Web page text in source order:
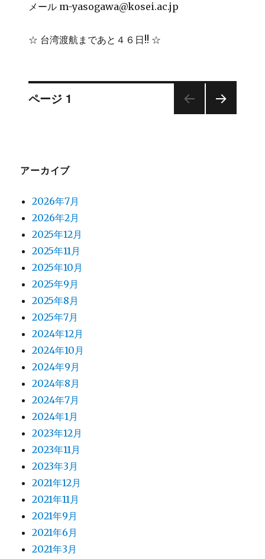
メール m-yasogawa@kosei.ac.jp
☆ 台湾渡航まであと４６日!! ☆
投
ゲ
ー
シ
ョ
ン
ページ 1
アーカイブ
2026年7月
2026年2月
2025年12月
2025年11月
2025年10月
2025年9月
2025年8月
2025年7月
2024年12月
2024年10月
2024年9月
2024年8月
2024年7月
2024年1月
2023年12月
2023年11月
2023年3月
2021年12月
2021年11月
2021年9月
2021年6月
2021年3月